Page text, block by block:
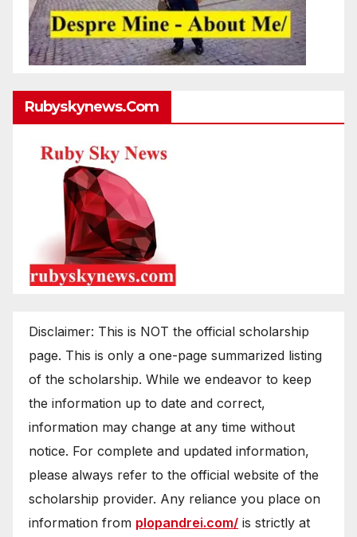
Rubyskynews.com
Disclaimer: This is NOT the official scholarship
page. This is only a one-page summarized listing
of the scholarship. While we endeavor to keep
the information up to date and correct,
information may change at any time without
notice. For complete and updated information,
please always refer to the official website of the
scholarship provider. Any reliance you place on
information from plopandrei.com/ is strictly at